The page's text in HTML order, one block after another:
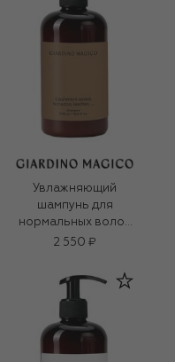
Увлажняющий
шампунь для
нормальных волос
Cashmere Wood,
2 550 ₽